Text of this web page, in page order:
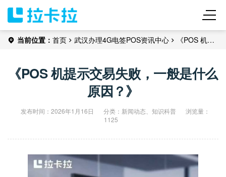
当前位置： 首页 武汉办理4G电签POS资讯中心
《POS 机提
《POS 机提示交易失败，一般是什么
原因？》
发布时间：2026年1月16日 分类： 新闻动态 知识科普
浏览量：
1125